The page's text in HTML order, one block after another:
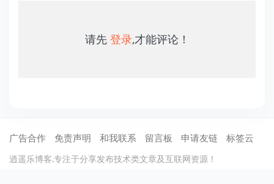
请先 登录,才能评论！
广告合作 免责声明 和我联系 留言板 申请友链 标签云
逍遥乐博客,专注于分享发布技术类文章及互联网资源！